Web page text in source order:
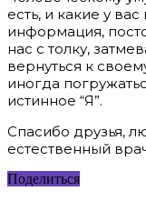
есть, и какие у
информация,
нас с толку,
вернуться к
иногда
истинное “Я”.
Спасибо друзья,
естественный
Поделиться